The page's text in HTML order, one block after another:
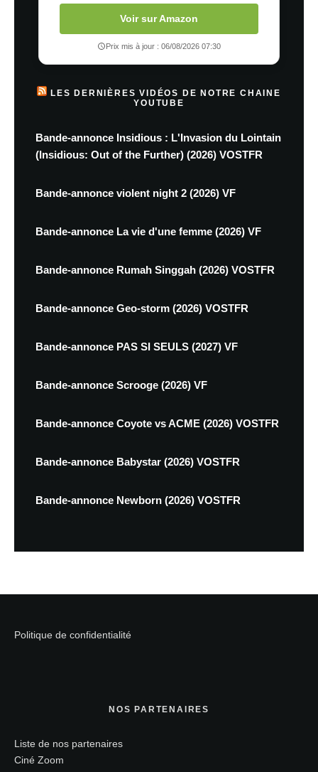
Voir sur Amazon
Prix mis à jour : 06/08/2026 07:30
LES DERNIÈRES VIDÉOS DE NOTRE CHAINE
YOUTUBE
Bande-annonce Insidious : L'Invasion du Lointain
(Insidious: Out of the Further) (2026) VOSTFR
Bande-annonce violent night 2 (2026) VF
Bande-annonce La vie d'une femme (2026) VF
Bande-annonce Rumah Singgah (2026) VOSTFR
Bande-annonce Geo-storm (2026) VOSTFR
Bande-annonce PAS SI SEULS (2027) VF
Bande-annonce Scrooge (2026) VF
Bande-annonce Coyote vs ACME (2026) VOSTFR
Bande-annonce Babystar (2026) VOSTFR
Bande-annonce Newborn (2026) VOSTFR
Politique de confidentialité
NOS PARTENAIRES
Liste de nos partenaires
Ciné Zoom